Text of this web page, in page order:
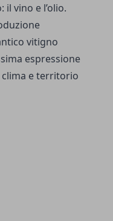
vino e l’olio.
vitigno
espressione
e territorio